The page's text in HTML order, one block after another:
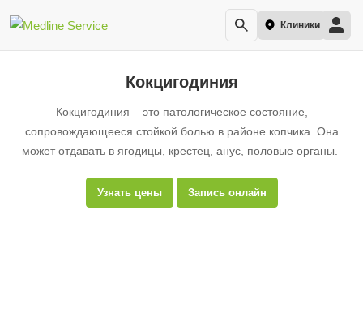
Клиники
Кокцигодиния
Кокцигодиния – это патологическое состояние,
сопровождающееся стойкой болью в районе копчика. Она
может отдавать в ягодицы, крестец, анус, половые органы.
Узнать цены Запись онлайн